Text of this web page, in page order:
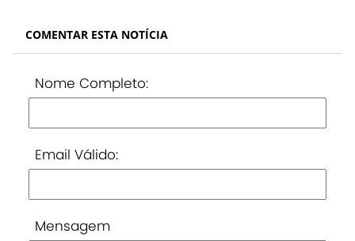
COMENTAR ESTA NOTÍCIA
Nome Completo:
Email Válido:
Mensagem